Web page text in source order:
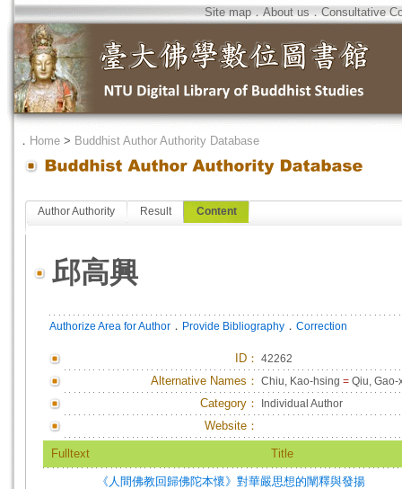
Site map．About us．Consultative
． Home > Buddhist Author Authority Database
Author Authority Result Content
邱高興
Authorize Area for Author ． Provide Bibliography ． Correction
ID ： 42262
Alternative Names： Chiu, Kao-hsing = Qiu, Gao-
Category： Individual Author
Website：
Fulltext Title
《人間佛教回歸佛陀本懷》對華嚴思想的闡釋與發揚